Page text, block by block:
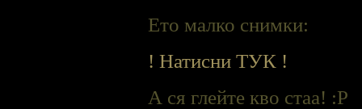
Ето малко снимки:
! Натисни ТУК !
А ся глейте кво стаа! :P